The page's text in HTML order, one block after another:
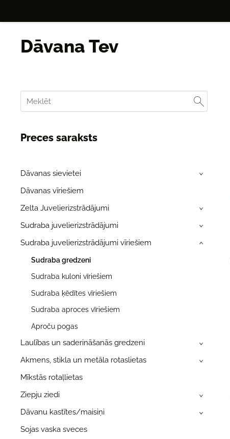
Dāvana Tev
Preces saraksts
Dāvanas sievietei ›
Dāvanas vīriešiem
Zelta Juvelierizstrādājumi
›
Sudraba juvelierizstrādājumi ›
Sudraba juvelierizstrādājumi vīriešiem
Sudraba gredzeni
Sudraba kuloni vīriešiem
Sudraba ķēdītes vīriešiem
Sudraba aproces vīriešiem
Aproču pogas
›
Laulības un saderināšanās gredzeni ›
Akmens, stikla un metāla rotaslietas ›
Mīkstās rotaļlietas
Ziepju ziedi
›
Dāvanu kastītes/maisiņi ›
Sojas vaska sveces